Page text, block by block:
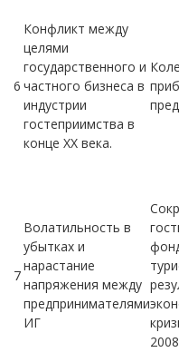
6
Конфликт между
целями
государственного и
частного бизнеса в
индустрии
гостеприимства в
конце ХХ века.
7
Волатильность в
убытках и
нарастание
напряжения между
предпринимателями
ИГ